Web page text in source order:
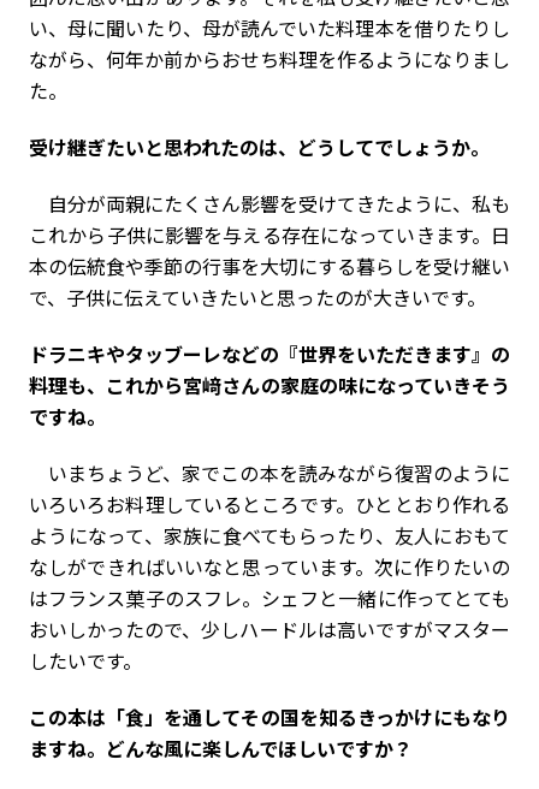
い、母に聞いたり、母が読んでいた料理本を借りたりし
ながら、何年か前からおせち料理を作るようになりまし
た。
――受け継ぎたいと思われたのは、どうしてでしょうか。
自分が両親にたくさん影響を受けてきたように、私も
これから子供に影響を与える存在になっていきます。日
本の伝統食や季節の行事を大切にする暮らしを受け継い
で、子供に伝えていきたいと思ったのが大きいです。
――ドラニキやタッブーレなどの『世界をいただきます』の
料理も、これから宮﨑さんの家庭の味になっていきそう
ですね。
いまちょうど、家でこの本を読みながら復習のように
いろいろお料理しているところです。ひととおり作れる
ようになって、家族に食べてもらったり、友人におもて
なしができればいいなと思っています。次に作りたいの
はフランス菓子のスフレ。シェフと一緒に作ってとても
おいしかったので、少しハードルは高いですがマスター
したいです。
――この本は「食」を通してその国を知るきっかけにもなり
ますね。どんな風に楽しんでほしいですか？